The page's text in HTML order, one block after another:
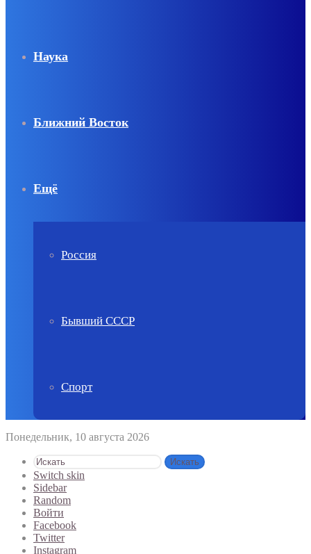
Наука
Ближний Восток
Ещё
Россия
Бывший СССР
Спорт
Понедельник, 10 августа 2026
Искать
Switch skin
Sidebar
Random
Войти
Facebook
Twitter
Instagram